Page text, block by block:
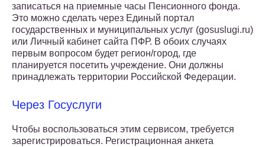
записаться на приемные часы Пенсионного фонда.
Это можно сделать через Единый портал
государственных и муниципальных услуг (gosuslugi.ru)
или Личный кабинет сайта ПФР. В обоих случаях
первым вопросом будет регион/город, где
планируется посетить учреждение. Они должны
принадлежать территории Российской Федерации.
Через Госуслуги
Чтобы воспользоваться этим сервисом, требуется
зарегистрироваться. Регистрационная анкета